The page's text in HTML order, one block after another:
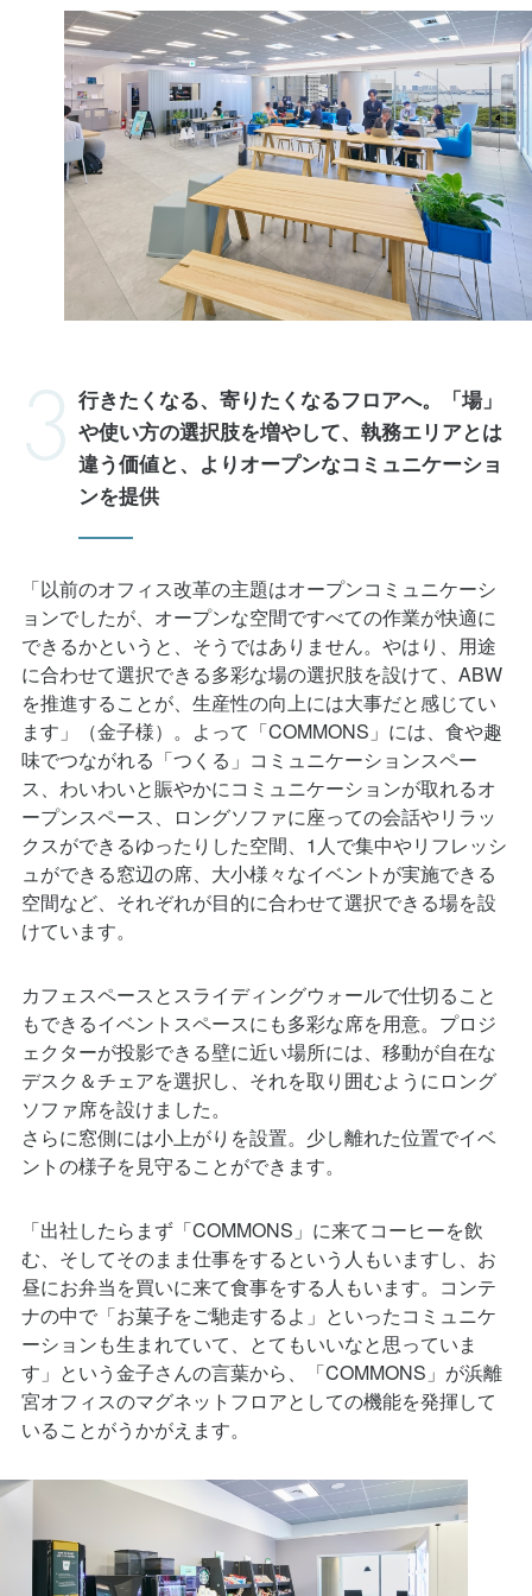
や使い方の選択肢を増やして、 執務エリアとは
違う価値と、よりオープンなコミュニケーショ
ンを提供
ョンでしたが、オープンな空間ですべての作業が快適に
できるかというと、そうではありません。やはり、用途
に合わせて選択できる多彩な場の選択肢を設けて、ABW
を推進することが、生産性の向上には大事だと感じてい
ます」（金子様）。よって「COMMONS」には、食や趣
味でつながれる「つくる」コミュニケーションスペー
ス、わいわいと賑やかにコミュニケーションが取れるオ
ープンスペース、ロングソファに座っての会話やリラッ
クスができるゆったりした空間、1人で集中やリフレッシ
ュができる窓辺の席、大小様々なイベントが実施できる
空間など、それぞれが目的に合わせて選択できる場を設
けています。
もできるイベントスペースにも多彩な席を用意。プロジ
ェクターが投影できる壁に近い場所には、移動が自在な
デスク＆チェアを選択し、それを取り囲むようにロング
ソファ席を設けました。
さらに窓側には小上がりを設置。少し離れた位置でイベ
ントの様子を見守ることができます。
む、そしてそのまま仕事をするという人もいますし、お
昼にお弁当を買いに来て食事をする人もいます。コンテ
ナの中で「お菓子をご馳走するよ」といったコミュニケ
ーションも生まれていて、とてもいいなと思っていま
す」という金子さんの言葉から、「COMMONS」が浜離
宮オフィスのマグネットフロアとしての機能を発揮して
いることがうかがえます。